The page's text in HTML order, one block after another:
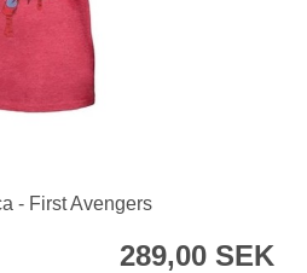
- First Avengers
289,00 SEK